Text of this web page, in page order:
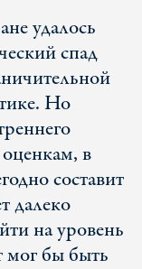
удалось
спад
Но
в
составит
далеко
на уровень
бы быть